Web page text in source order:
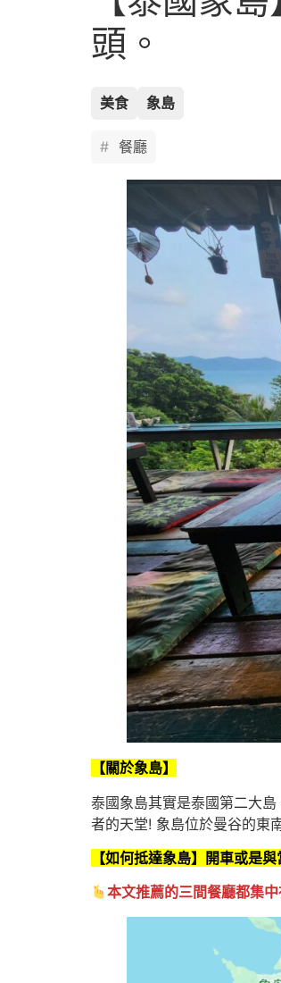
頭。
美食 象島
餐廳
【關於象島】
泰國象島其實是泰國第二大
者的天堂! 象島位於曼谷的東
【如何抵達象島】開車或是
本文推薦的三間餐廳都集